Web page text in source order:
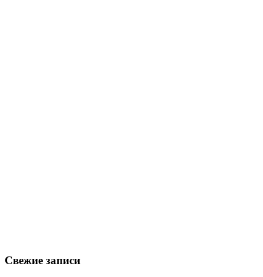
Свежие записи